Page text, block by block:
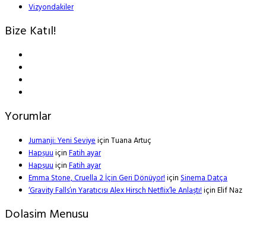
Vizyondakiler
Bize Katıl!
Yorumlar
Jumanji: Yeni SeviyeiçinTuana Artuç
HapşuuiçinFatih ayar
HapşuuiçinFatih ayar
Emma Stone, Cruella 2 İçin Geri Dönüyor!içinSinema Datça
‘Gravity Falls’ın Yaratıcısı Alex Hirsch Netflix’le Anlaştı!içinElif Naz
Dolasim Menusu